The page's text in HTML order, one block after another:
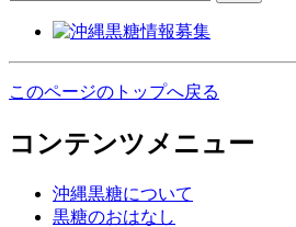
このページのトップへ戻る
コンテンツメニュー
沖縄黒糖について
黒糖のおはなし